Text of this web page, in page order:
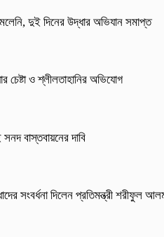
দুই দিনের উদ্ধার অভিযান সমাপ্ত
চেষ্টা ও শ্লীলতাহানির অভিযোগ
বাস্তবায়নের দাবি
সংবর্ধনা দিলেন প্রতিমন্ত্রী শরীফুল